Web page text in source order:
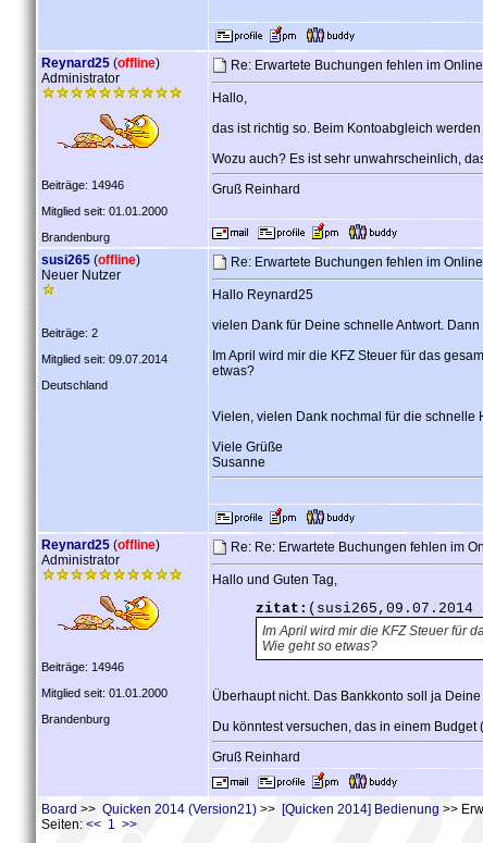
Reynard25 (offline)
Administrator
Beiträge: 14946
Mitglied seit: 01.01.2000
Brandenburg
Re: Erwartete Buchungen fehlen im
Hallo,
das ist richtig so. Beim Kontoabgleich
Wozu auch? Es ist sehr unwahrscheinlich,
Gruß Reinhard
susi265 (offline)
Neuer Nutzer
Beiträge: 2
Mitglied seit: 09.07.2014
Deutschland
Re: Erwartete Buchungen fehlen im
Hallo Reynard25
vielen Dank für Deine schnelle Antwort.
Im April wird mir die KFZ Steuer für das
etwas?
Vielen, vielen Dank nochmal für die schnelle
Viele Grüße
Susanne
Reynard25 (offline)
Administrator
Beiträge: 14946
Mitglied seit: 01.01.2000
Brandenburg
Re: Re: Erwartete Buchungen fehlen im
Hallo und Guten Tag,
zitat:
Im April wird mir die KFZ Steuer für
Wie geht so etwas?
Überhaupt nicht. Das Bankkonto soll ja
Du könntest versuchen, das in einem
Gruß Reinhard
Board >> Quicken 2014 (Version21) >> [Quicken 2014] Bedienung >>
Seiten: << 1 >>